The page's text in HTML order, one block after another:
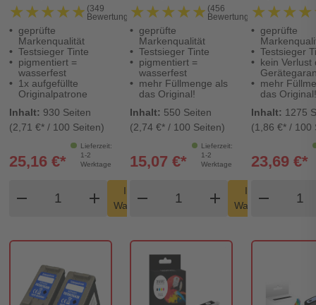
Digital Revolution
★★★★★
★★★★★ (349
Bewertungen)
geprüfte
Markenqualität
Testsieger Tinte
pigmentiert =
wasserfest
1x aufgefüllte
Originalpatrone
Inhalt: 930 Seiten
(2,71 €* / 100 Seiten)
Lieferzeit:
1-2
Werktage
25,16 €*
remove
Produkt Warenkorb Menge
add
In den
Warenkorb
shopping_cart
Digital Revolution
★★★★★
★★★★★ (456
Bewertungen)
geprüfte
Markenqualität
Testsieger Tinte
pigmentiert =
wasserfest
mehr Füllmenge als
das Original!
Inhalt: 550 Seiten
(2,74 €* / 100 Seiten)
Lieferzeit:
1-2
Werktage
15,07 €*
remove
Produkt Warenkorb
add
In den
Warenkorb
shopping_cart
Digital
geprüfte
Testsieger
kein Verlust
mehr
das Original!
Inhalt: 1275
(1,86 €* / 100
23,69 €*
remove